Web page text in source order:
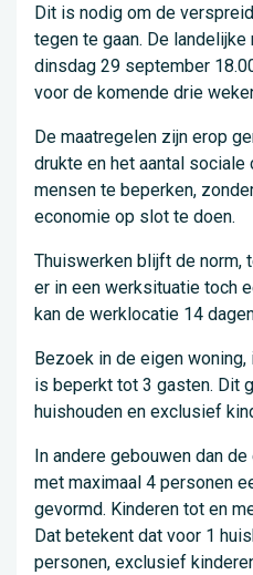
Dit is nodig om de
tegen te gaan. De
dinsdag 29 september
voor de komende drie
De maatregelen zijn erop
drukte en het aantal
mensen te beperken,
economie op slot te doen.
Thuiswerken blijft de norm,
er in een werksituatie toch
kan de werklocatie 14
Bezoek in de eigen
is beperkt tot 3 gasten. Dit
huishouden en exclusief
In andere gebouwen dan
met maximaal 4 personen
gevormd. Kinderen tot en
Dat betekent dat voor 1
personen, exclusief